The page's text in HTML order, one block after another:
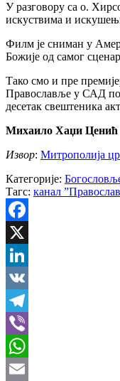
У разговору са о.
искуствима и
Филм је сниман у
Божије од самог
Тако смо и пре
Православље у САД
десетак свештеника
Михаило Хаџи Ценић
Извор: Митрополија
Категорије:
Тагс: канал
Facebook
X
LinkedIn
VK
Telegram
Viber
WhatsApp